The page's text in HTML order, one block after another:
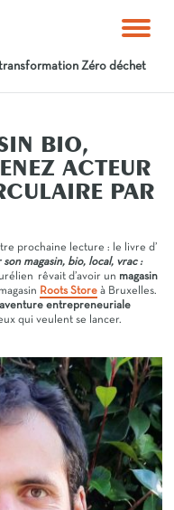
transformation Zéro déchet
BIO,
ACTEUR
PAR
prochaine lecture : le livre d’
magasin, bio, local, vrac :
rêvait d’avoir un magasin
Roots Store à Bruxelles.
aventure entrepreneuriale
qui veulent se lancer.